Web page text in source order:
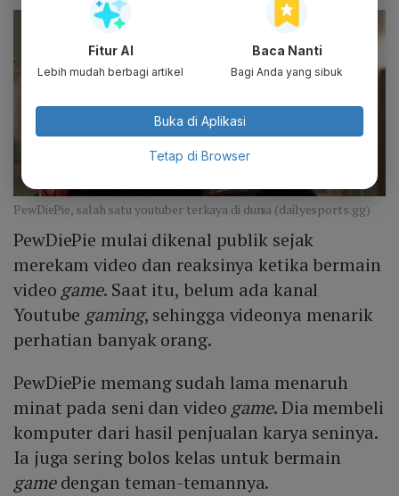
PewDiePie, salah satu youtuber terkaya di dunia (dailyesports.gg)
PewDiePie mulai dikenal publik sejak
merekam video dan reaksinya ketika bermain
video game. Saat itu, belum ada kanal
Youtube gaming, sehingga videonya menarik
perhatian banyak orang.
PewDiePie memang sudah lama menaruh
minat pada seni dan video game. Dia membeli
komputer dari hasil penjualan karya seninya.
Ia juga sering bolos kelas untuk bermain
gamedengan teman-temannya.
Fitur AI
Lebih mudah berbagi artikel
Baca Nanti
Bagi Anda yang sibuk
Buka di Aplikasi
Tetap di Browser